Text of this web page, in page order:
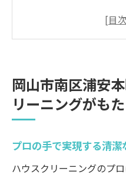
専門技術を活用
継続的な清潔感
ハウスクリーニング
プロに任せるこ
快適さを追求し
岡山市南区浦安
リーニングがも
プロの手で実現する清潔
ハウスクリーニングのプ